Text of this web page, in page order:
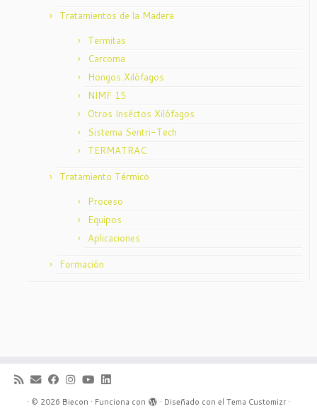
Tratamientos de la Madera
Termitas
Carcoma
Hongos Xilófagos
NIMF 15
Otros Inséctos Xilófagos
Sistema Sentri-Tech
TERMATRAC
Tratamiento Térmico
Proceso
Equipos
Aplicaciones
Formación
· © 2026 Biecon · Funciona con · Diseñado con el Tema Customizr·